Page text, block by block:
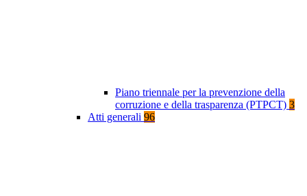
Piano triennale per la prevenzione della
corruzione e della trasparenza (PTPCT) 3
Atti generali 96